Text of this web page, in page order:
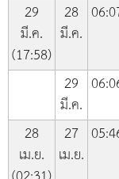
29
มี.ค.
(17:58)
28
มี.ค.
29
มี.ค.
28
เม.ย.
27
เม.ย.